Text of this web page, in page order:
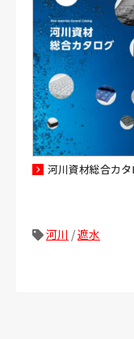
河川資材総合カ
河川 /遮水